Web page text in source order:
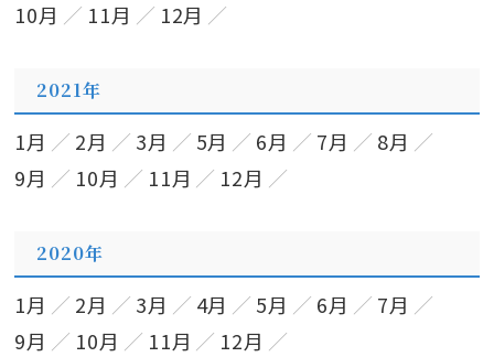
10月
11月 12月
2021年
1月 2月 3月 5月 6月 7月
8月
9月
10月 11月 12月
2020年
1月 2月 3月 4月 5月 6月
7月
9月
10月 11月 12月